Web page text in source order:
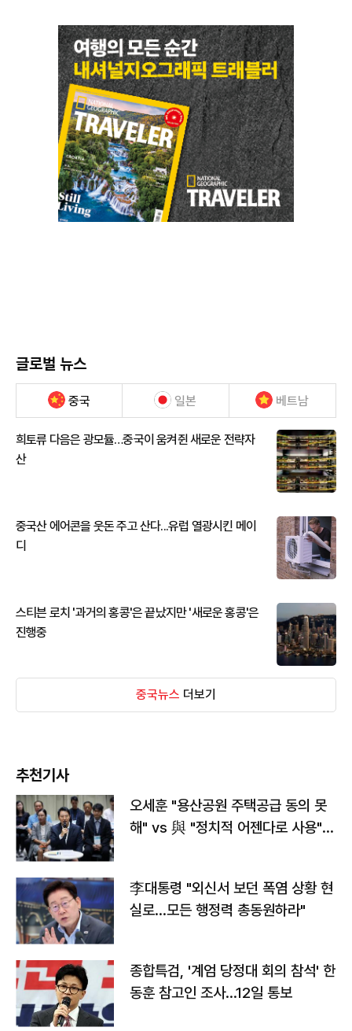
글로벌 뉴스
중국 일본 베트남
희토류 다음은 광모듈…중국이 움켜쥔 새로운 전략자
산
중국산 에어콘을 웃돈 주고 산다...유럽 열광시킨 메이
디
스티븐 로치 '과거의 홍콩'은 끝났지만 '새로운 홍콩'은
진행중
중국뉴스 더보기
추천기사
오세훈 "용산공원 주택공급 동의 못
해" vs 與 "정치적 어젠다로 사용"
李대통령 "외신서 보던 폭염 상황 현
실로…모든 행정력 총동원하라"
종합특검, '계엄 당정대 회의 참석' 한
동훈 참고인 조사...12일 통보